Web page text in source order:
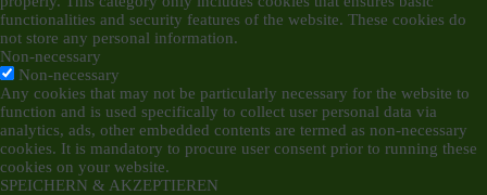
functionalities and security features of the website. These cookies do
not store any personal information.
Non-necessary
Non-necessary
Any cookies that may not be particularly necessary for the website to
function and is used specifically to collect user personal data via
analytics, ads, other embedded contents are termed as non-necessary
cookies. It is mandatory to procure user consent prior to running these
cookies on your website.
SPEICHERN & AKZEPTIEREN